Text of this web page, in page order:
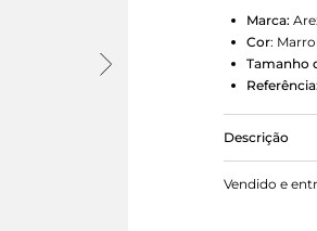
Marca:
Cor:
Tamanho
Referência:
Descrição
Bota
bloco em
Vendido e